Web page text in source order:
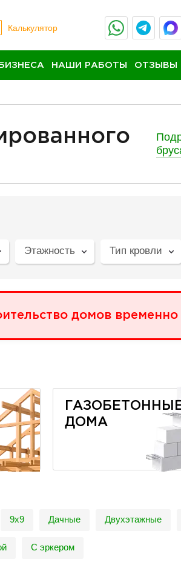
Калькулятор
НАШИ РАБОТЫ ОТЗЫВЫ
Этажность Тип кровли
домов
ДОМА
9х9 Дачные Двухэтажные
С эркером